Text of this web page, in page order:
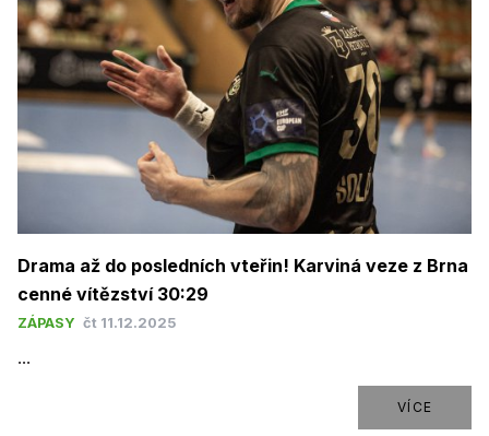
Drama až do posledních vteřin! Karviná veze z Brna
cenné vítězství 30:29
ZÁPASY čt 11.12.2025
...
VÍCE